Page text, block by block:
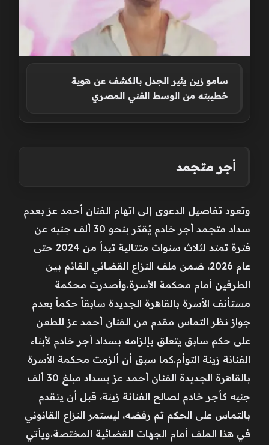
سامو زين يثير الجدل بالكشف عن هوية
خطيبته من الوسط الفني المصري
أجر متجمد
وتعود تفاصيل الدعوى إلى اتهام الفنان أحمد عز بعدم
سداد متجمد أجر خادم يُقدّر بنحو 30 ألف جنيه عن
فترة تمتد لثلاث سنوات متتالية تبدأ من 2024 حتى
عام 2026، ضمن ملف النزاع القضائي القائم بين
الطرفين أمام محكمة الأسرة.وأصدرت محكمة
مستأنف الأسرة بالقاهرة الجديدة سابقاً حكماً بعدم
جواز نظر التماس مقدم من الفنان أحمد عز للطعن
على حكم سابق يتعلق بإلزامه بسداد أجر خادم لأبناء
الفنانة زينة التوأم.كما سبق أن ألزمت محكمة الأسرة
بالقاهرة الجديدة الفنان أحمد عز بسداد مبلغ 30 ألف
جنيه كأجر خادم لصالح الفنانة زينة، قبل أن يتقدم
بالتماس على الحكم تم رفضه، ليستمر النزاع القانوني
في هذا الملف أمام الجهات القضائية المختصة.ويأتي